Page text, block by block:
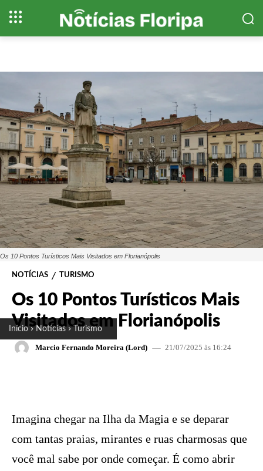
Início Notícias Turismo
Os 10 Pontos Turísticos Mais Visitados em Florianópolis
NOTÍCIAS TURISMO
Os 10 Pontos Turísticos Mais
Visitados em Florianópolis
Marcio Fernando Moreira (Lord) 21/07/2025 às 16:24
Imagina chegar na Ilha da Magia e se deparar
com tantas praias, mirantes e ruas charmosas que
você mal sabe por onde começar. É como abrir